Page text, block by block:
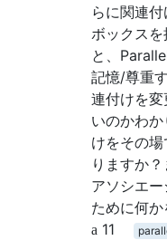
らに関連
ボックス
と、
記憶/尊重
連付けを
いのかわ
けをその
りますか
アソシエ
ために何
11